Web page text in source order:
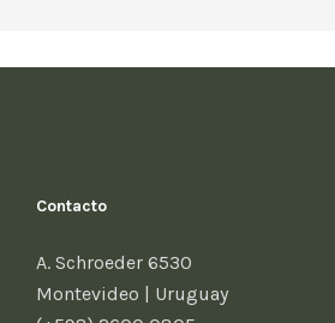
Contacto
A. Schroeder 6530
Montevideo | Uruguay